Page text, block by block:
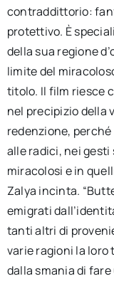
contraddittorio:
protettivo. È
della sua regione
limite del
titolo. Il film riesce
nel precipizio della
redenzione,
alle radici, nei gesti
miracolosi e in
Zalya incinta.
emigrati
tanti altri di
varie ragioni la loro
dalla smania di